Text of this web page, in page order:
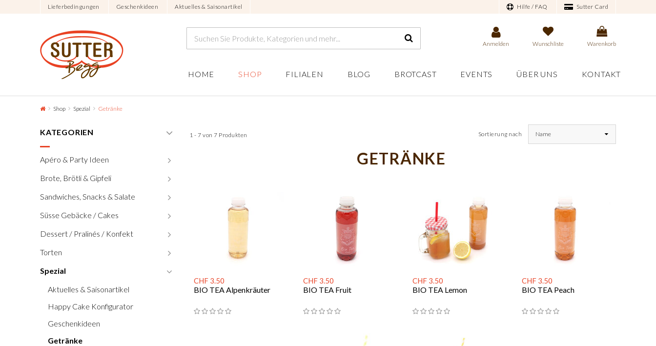
Lieferbedingungen Geschenkideen Aktuelles & Saisonartikel Hilfe / FAQ Sutter Card
Anmelden Wunschliste Warenkorb
HOME SHOP FILIALEN BLOG BROTCAST EVENTS ÜBER UNS KONTAKT
Shop Spezial Getränke
KATEGORIEN
Apéro & Party Ideen
Brote, Brötli & Gipfeli
Sandwiches, Snacks & Salate
Süsse Gebäcke / Cakes
Dessert / Pralinés / Konfekt
Torten
Spezial
Aktuelles & Saisonartikel
Happy Cake Konfigurator
Geschenkideen
Getränke
1 - 7 von 7 Produkten Sortierung nach Name
GETRÄNKE
CHF 3.50
BIO TEA Alpenkräuter
CHF 3.50
BIO TEA Fruit
CHF 3.50
BIO TEA Lemon
CHF 3.50
BIO TEA Peach